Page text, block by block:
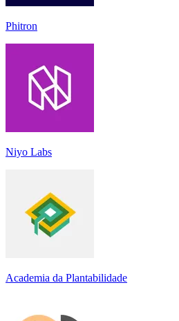
Phitron
Niyo Labs
Academia da Plantabilidade